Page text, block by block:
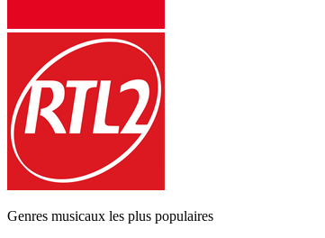
Genres musicaux les plus populaires